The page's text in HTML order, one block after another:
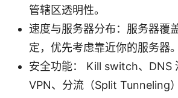
管辖区透明性。
速度与服务器分布：服务器覆
定，优先考虑靠近你的服务器。
安全功能： Kill switch、DNS
VPN、分流（Split Tunneling）